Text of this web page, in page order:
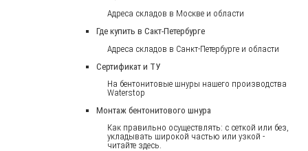
Адреса складов в Москве и области
Где купить в Сакт-Петербурге
Адреса складов в Санкт-Петербурге и области
Сертификат и ТУ
На бентонитовые шнуры нашего производства
Waterstop
Монтаж бентонитового шнура
Как правильно осуществлять: с сеткой или без,
укладывать широкой частью или узкой -
читайте здесь.